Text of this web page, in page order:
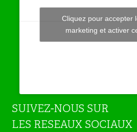
Tweets by
Cliquez pour accepter
marketing et activer
SUIVEZ-NOUS SUR
LES RESEAUX SOCIAUX